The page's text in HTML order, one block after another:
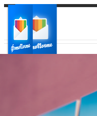
Ваш регион доставки